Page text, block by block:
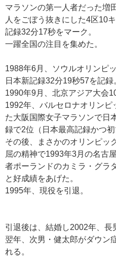
マラソンの第一人者だった増
人をごぼう抜きにした4区10
記録32分17秒をマーク。
一躍全国の注目を集めた。
1988年6月、ソウルオリンピ
日本新記録32分19秒57を記録
1990年9月、北京アジア大会
1992年、バルセロナオリン
た大阪国際女子マラソンで日
録で2位（日本最高記録かつ
その後、まさかのオリンピッ
屈の精神で1993年3月の名古
者ポーランドのカミラ・グラ
と好成績をあげた。
1995年、現役を引退。
引退後は、結婚し2002年、長
翌年、次男・健太郎がダウン
れる。